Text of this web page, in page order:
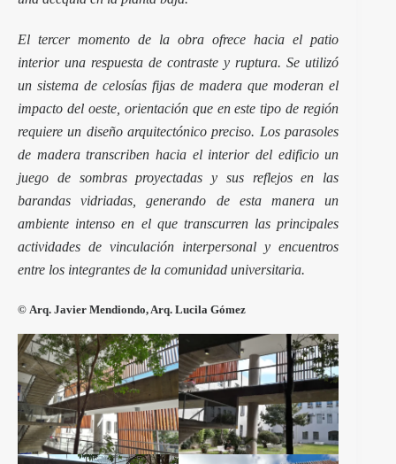
El tercer momento de la obra ofrece hacia el patio
interior una respuesta de contraste y ruptura. Se utilizó
un sistema de celosías fijas de madera que moderan el
impacto del oeste, orientación que en este tipo de región
requiere un diseño arquitectónico preciso. Los parasoles
de madera transcriben hacia el interior del edificio un
juego de sombras proyectadas y sus reflejos en las
barandas vidriadas, generando de esta manera un
ambiente intenso en el que transcurren las principales
actividades de vinculación interpersonal y encuentros
entre los integrantes de la comunidad universitaria.
© Arq. Javier Mendiondo, Arq. Lucila Gómez